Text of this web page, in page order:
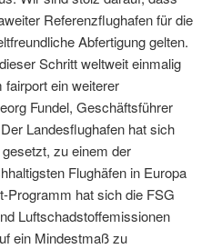
Referenzflughafen für die
Abfertigung gelten.
Schritt weltweit einmalig
ein weiterer
Fundel, Geschäftsführer
Landesflughafen hat sich
zu einem der
Flughäfen in Europa
Programm hat sich die FSG
Luftschadstoffemissionen
ein Mindestmaß zu